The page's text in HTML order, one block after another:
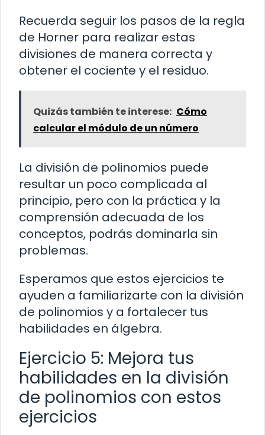
Recuerda seguir los pasos de la regla
de Horner para realizar estas
divisiones de manera correcta y
obtener el cociente y el residuo.
Quizás también te interese: Cómo
calcular el módulo de un número
La división de polinomios puede
resultar un poco complicada al
principio, pero con la práctica y la
comprensión adecuada de los
conceptos, podrás dominarla sin
problemas.
Esperamos que estos ejercicios te
ayuden a familiarizarte con la división
de polinomios y a fortalecer tus
habilidades en álgebra.
Ejercicio 5: Mejora tus
habilidades en la división
de polinomios con estos
ejercicios